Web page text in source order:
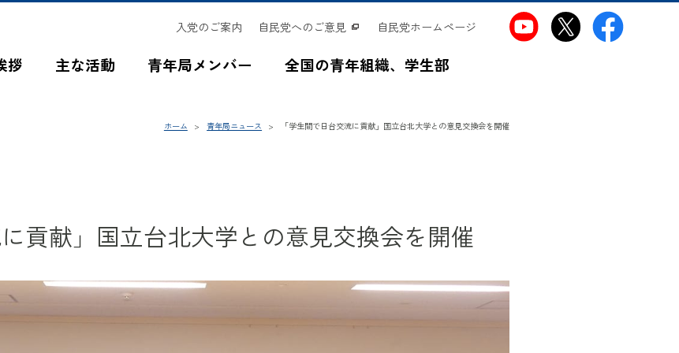
拶 主な活動 青年局メンバー 全国の青年組織、学生部
入党のご案内 自民党へのご意見 自民党ホームページ
ホーム 青年局ニュース 「学生間で日台交流に貢献」国立台北大学との意見交換会を開催
貢献」国立台北大学との意見交換会を開催